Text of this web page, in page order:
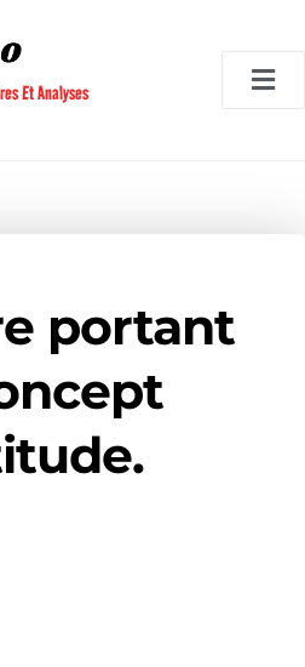
Et Analyses
portant